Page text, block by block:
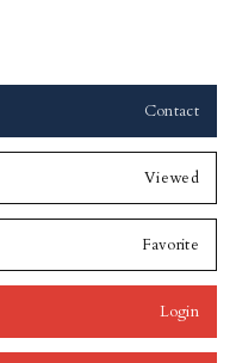
Contact
Viewed
Favorite
Login